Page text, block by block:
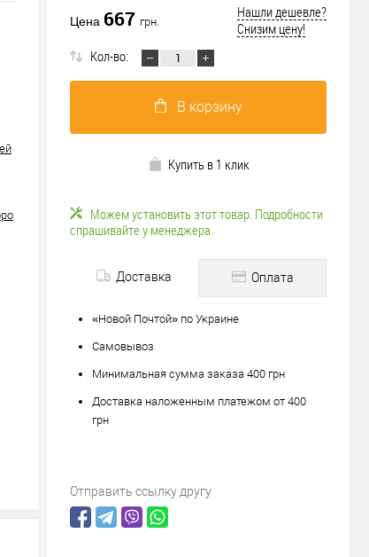
Цена 667 грн.
Нашли дешевле?
Снизим цену!
Кол-во:
В корзину
Купить в 1 клик
Можем установить этот товар. Подробности
спрашивайте у менеджера.
Доставка Оплата
«Новой Почтой» по Украине
Самовывоз
Минимальная сумма заказа 400 грн
Доставка наложенным платежом от 400
грн
Отправить ссылку другу